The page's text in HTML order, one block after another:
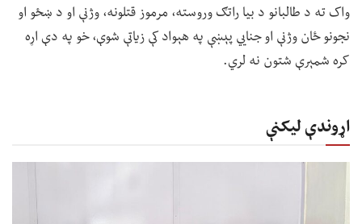
واک ته د طالبانو د بیا راتګ وروسته، مرموز قتلونه، وژنې او د ښځو او
نجونو ځان وژنې او جنايي پېښې په هېواد کې زیاتې شوې، خو په دې اړه
کره شمېرې شتون نه لري.
اړوندې لیکنې